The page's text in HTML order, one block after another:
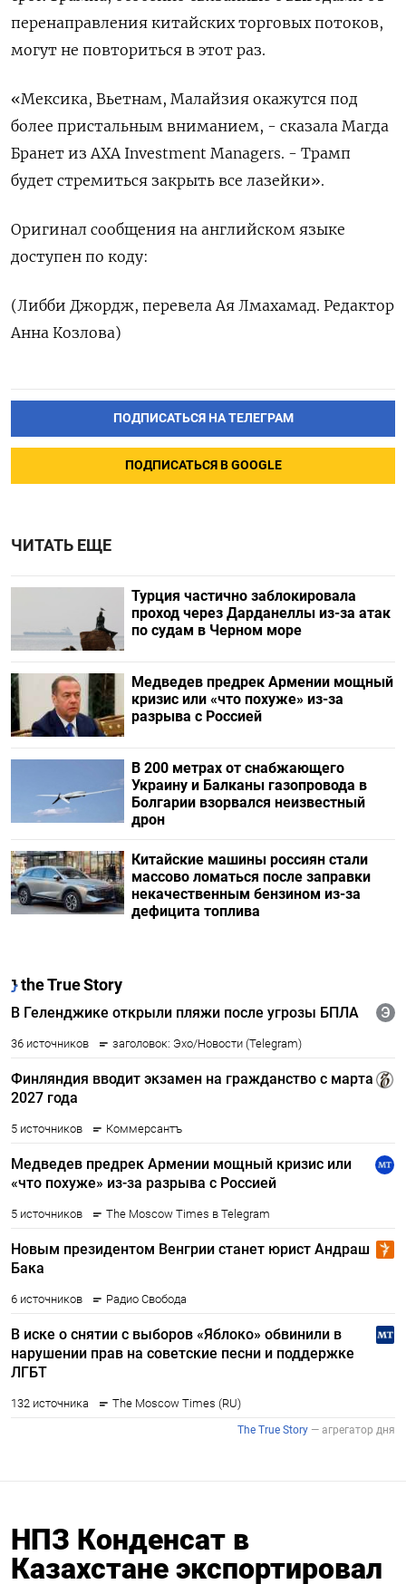
перенаправления китайских торговых потоков,
могут не повториться в этот раз.
«Мексика, Вьетнам, Малайзия окажутся под
более пристальным вниманием, - сказала Магда
Бранет из AXA Investment Managers. - Трамп
будет стремиться закрыть все лазейки».
Оригинал сообщения на английском языке
доступен по коду:
(Либби Джордж, перевела Ая Лмахамад. Редактор
Анна Козлова)
ПОДПИСАТЬСЯ НА ТЕЛЕГРАМ
ПОДПИСАТЬСЯ В GOOGLE
ЧИТАТЬ ЕЩЕ
Турция частично заблокировала
проход через Дарданеллы из-за атак
по судам в Черном море
Медведев предрек Армении мощный
кризис или «что похуже» из-за
разрыва с Россией
В 200 метрах от снабжающего
Украину и Балканы газопровода в
Болгарии взорвался неизвестный
дрон
Китайские машины россиян стали
массово ломаться после заправки
некачественным бензином из-за
дефицита топлива
НПЗ Конденсат в
Казахстане экспортировал